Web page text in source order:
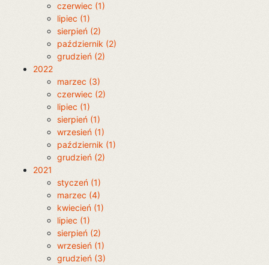
czerwiec (1)
lipiec (1)
sierpień (2)
październik (2)
grudzień (2)
2022
marzec (3)
czerwiec (2)
lipiec (1)
sierpień (1)
wrzesień (1)
październik (1)
grudzień (2)
2021
styczeń (1)
marzec (4)
kwiecień (1)
lipiec (1)
sierpień (2)
wrzesień (1)
grudzień (3)